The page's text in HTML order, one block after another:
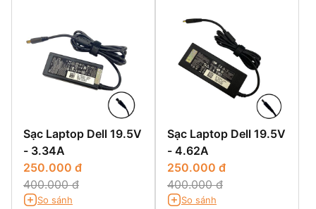
Sạc Laptop Dell 19.5V
- 3.34A
250.000 đ
400.000 đ
So sánh
Sạc Laptop Dell 19.5V
- 4.62A
250.000 đ
400.000 đ
So sánh